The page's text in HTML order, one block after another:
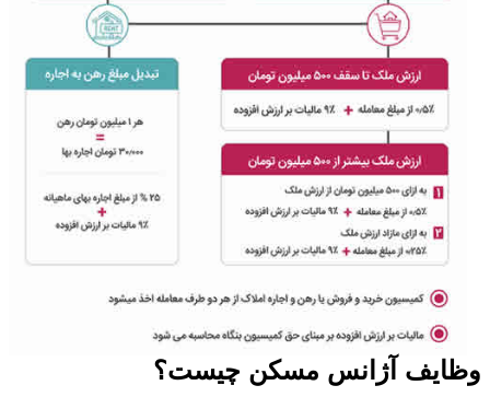
وظایف آژانس مسکن چیست؟